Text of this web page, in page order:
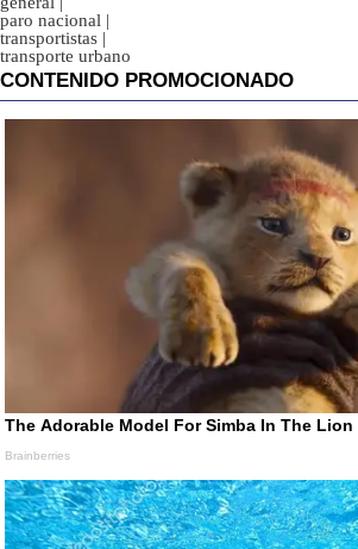
paro nacional |
transportistas |
transporte urbano